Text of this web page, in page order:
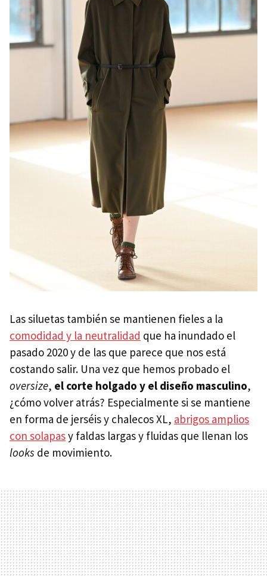
Las siluetas también se mantienen fieles a la
comodidad y la neutralidad que ha inundado el
pasado 2020 y de las que parece que nos está
costando salir. Una vez que hemos probado el
oversize, el corte holgado y el diseño masculino,
¿cómo volver atrás? Especialmente si se mantiene
en forma de jerséis y chalecos XL, abrigos amplios
con solapasy faldas largas y fluidas que llenan los
looks de movimiento.